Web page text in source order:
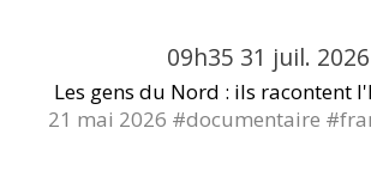
09h35 31 juil. 2026
Les gens du Nord : ils racontent
21 mai 2026 #documentaire